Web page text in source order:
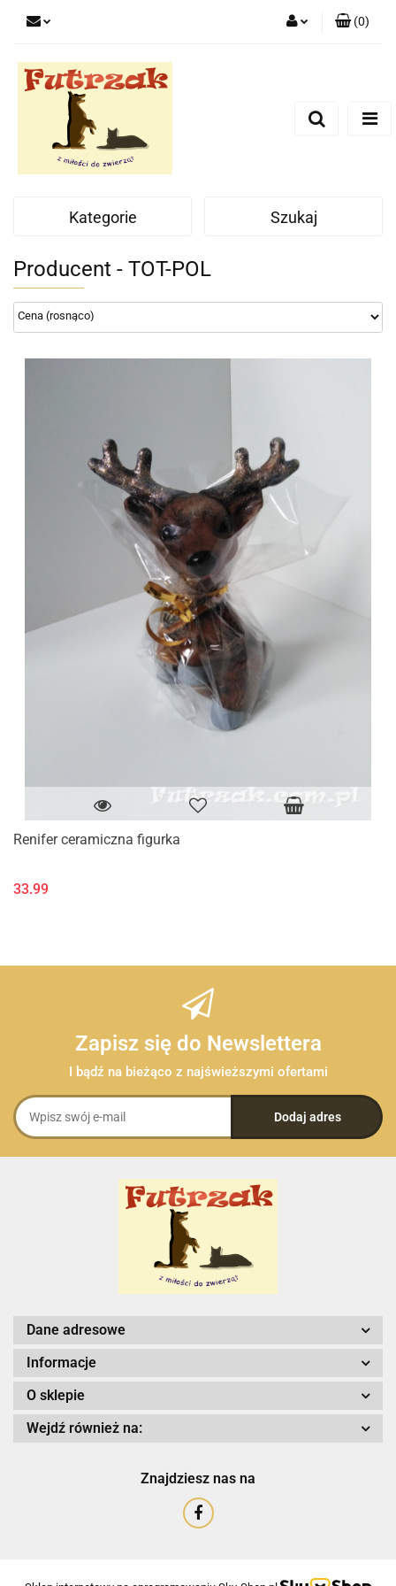
(0)
Kategorie Szukaj
Producent - TOT-POL
Renifer ceramiczna figurka
33.99
Zapisz się do Newslettera
I bądź na bieżąco z najświeższymi ofertami
Dane adresowe
Informacje
O sklepie
Wejdź również na:
Znajdziesz nas na